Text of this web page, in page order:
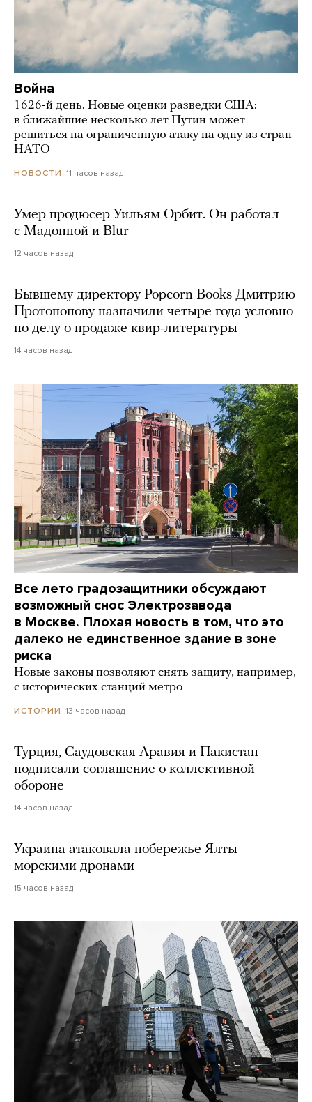
Война
1626-й день. Новые оценки разведки США:
в ближайшие несколько лет Путин может
решиться на ограниченную атаку на одну из стран
НАТО
НОВОСТИ 11 часов назад
Умер продюсер Уильям Орбит. Он работал
с Мадонной и Blur
12 часов назад
Бывшему директору Popcorn Books Дмитрию
Протопопову назначили четыре года условно
по делу о продаже квир-литературы
14 часов назад
Все лето градозащитники обсуждают
возможный снос Электрозавода
в Москве. Плохая новость в том, что это
далеко не единственное здание в зоне
риска
Новые законы позволяют снять защиту, например,
с исторических станций метро
ИСТОРИИ 13 часов назад
Турция, Саудовская Аравия и Пакистан
подписали соглашение о коллективной
обороне
14 часов назад
Украина атаковала побережье Ялты
морскими дронами
15 часов назад